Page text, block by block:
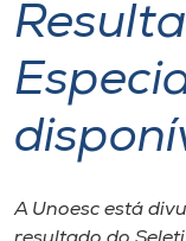
Pesquisa
Atendimento ao
Portal de Ensino
A Unoesc está